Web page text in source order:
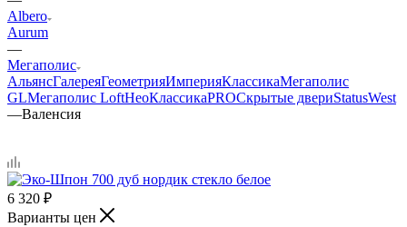
Albero
Aurum
—
Мегаполис
АльянсГалереяГеометрияИмперияКлассикаМегаполис
GLМегаполис LoftНеоКлассикаPROСкрытые двериStatusWest
—Валенсия
6 320 ₽
Варианты цен